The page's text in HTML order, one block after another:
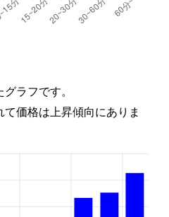
ラフです。
価格は上昇傾向にありま